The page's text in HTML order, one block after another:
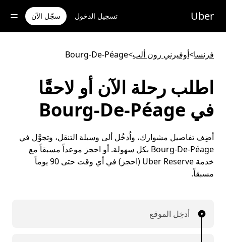
للوصول
المحتوى
Uber تسجيل الدخول سجّل الآن
فرنسا>أوفيرني رون ألب>
Bourg-De-Péage
اطلب رحلة الآن أو لاحقًا
في Bourg-De-Péage
أضِف تفاصيل مشوارك، واُدخُل ألى وسيلة التنقل، وتجوَّل في
Bourg-De-Péage بكل سهولة. أو احجز موعداً مسبقاً مع
خدمة Uber Reserve (احجز) في أي وقت حتى 90 يوماً
مسبقاً.
أدخِل الموقع